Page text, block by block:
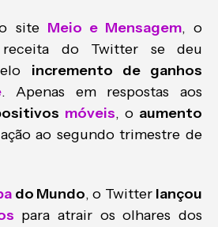
site Meio e Mensagem, o
receita do Twitter se deu
incremento de ganhos
. Apenas em respostas aos
móveis, o aumento
ao segundo trimestre de
do Mundo, o Twitter lançou
para atrair os olhares dos